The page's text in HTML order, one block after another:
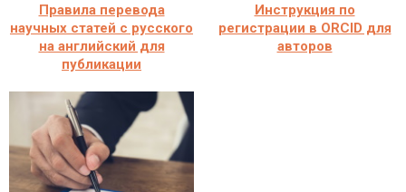
Правила перевода
научных статей с русского
на английский для
публикации
Инструкция по
регистрации в ORCID для
авторов